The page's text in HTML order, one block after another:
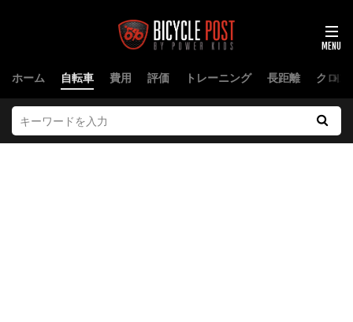
ホーム 自転車 費用 評価 トレーニング 長距離 クロス